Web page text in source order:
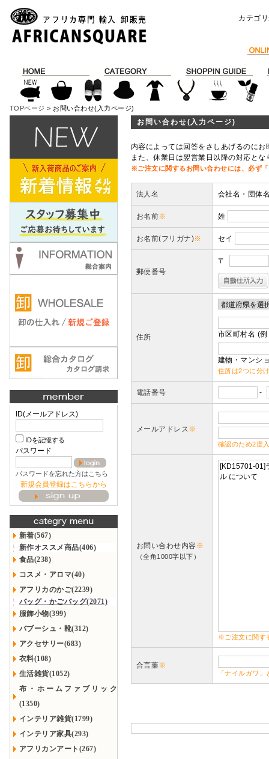
カテゴ
TOPページ > お問い合わせ(入力ページ)
ID(メールアドレス)
IDを記憶する
パスワード
パスワードを忘れた方はこちら
新規会員登録はこちらから
新着(567)
新作オススメ商品(406)
食品(238)
コスメ・アロマ(40)
アフリカのかご(2239)
バッグ・かごバッグ(2071)
服飾小物(399)
バブーシュ・靴(312)
アクセサリー(683)
衣料(108)
生活雑貨(1052)
布・ホームファブリック
(1350)
インテリア雑貨(1799)
インテリア家具(293)
アフリカンアート(267)
お問い合わせ(入力ページ)
内容によっては回答をさしあげるのに
また、休業日は翌営業日以降の対応と
※ご注文に関するお問い合わせには、必ず
法人名 会社名・団体
お名前※ 姓
お名前(フリガナ)※ セイ
郵便番号
〒
住所 市区町村名 (
建物・マンシ
住所は2つに分
電話番号 -
メールアドレス※
確認のため2度
お問い合わせ内容※
（全角1000字以下）
※ご注文に関す
合言葉※
「ナイルガワ